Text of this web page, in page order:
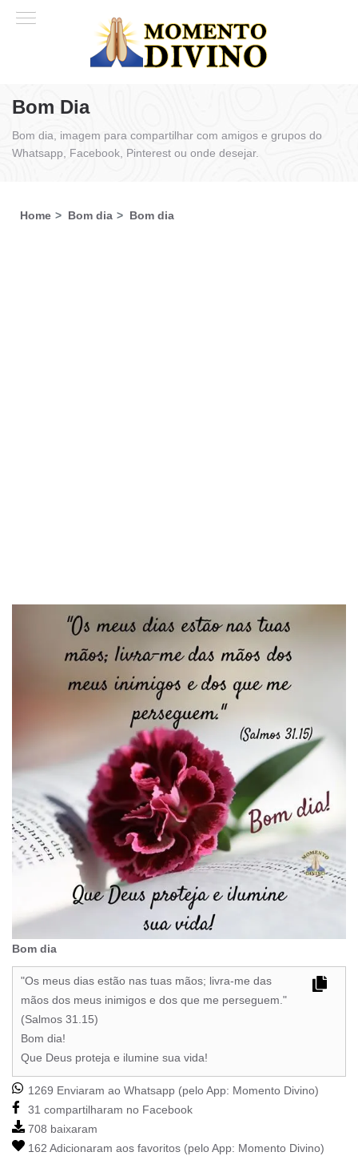
Bom Dia
Bom dia, imagem para compartilhar com amigos e grupos do
Whatsapp, Facebook, Pinterest ou onde desejar.
Home Bom dia Bom dia
Bom dia
"Os meus dias estão nas tuas mãos; livra-me das
mãos dos meus inimigos e dos que me perseguem."
(Salmos 31.15)
Bom dia!
Que Deus proteja e ilumine sua vida!
1269 Enviaram ao Whatsapp (pelo App: Momento Divino)
31 compartilharam no Facebook
708 baixaram
162 Adicionaram aos favoritos (pelo App: Momento Divino)